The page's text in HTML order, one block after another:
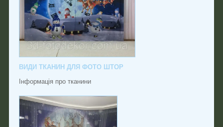
ВИДИ ТКАНИН ДЛЯ ФОТО ШТОР
Інформація про тканини